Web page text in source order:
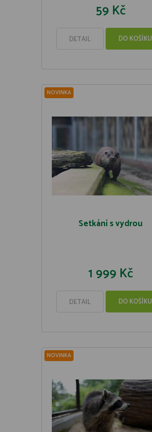
59 Kč
DETAIL DO KOŠÍKU
NOVINKA
Setkání s vydrou
1 999 Kč
DETAIL DO KOŠÍKU
NOVINKA